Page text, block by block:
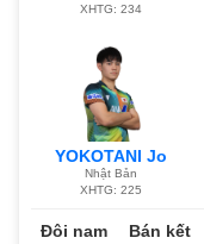
XHTG: 234
YOKOTANI Jo
Nhật Bản
XHTG: 225
Đôi nam Bán kết